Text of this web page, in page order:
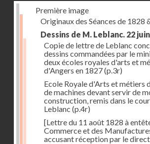
Première image
Originaux des Séances de 1828
Dessins de M. Leblanc. 22
Copie de lettre de Leblanc
dessins commandées par le
deux écoles royales d'arts et
d'Angers en 1827(p.3r)
Ecole Royale d'Arts et métiers
de machines devant servir de
construction, remis dans le
Leblanc (p.4r)
[Lettre du 11 août 1828 à
Commerce et des
accusant réception par le